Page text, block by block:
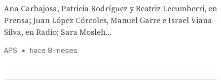
Ana Carbajosa, Patricia Rodríguez y Beatriz Lecumberri, en
Prensa; Juan López Córcoles, Manuel Garre e Israel Viana
Silva, en Radio; Sara Mosleh...
APS • hace 8 meses